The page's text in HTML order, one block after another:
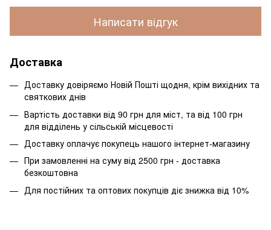
Написати відгук
Доставка
Доставку довіряємо Новій Пошті щодня, крім вихідних та
святкових днів
Вартість доставки від 90 грн для міст, та від 100 грн
для відділень у сільській місцевості
Доставку оплачує покупець нашого інтернет-магазину
При замовленні на суму від 2500 грн - доставка
безкоштовна
Для постійних та оптових покупців діє знижка від 10%